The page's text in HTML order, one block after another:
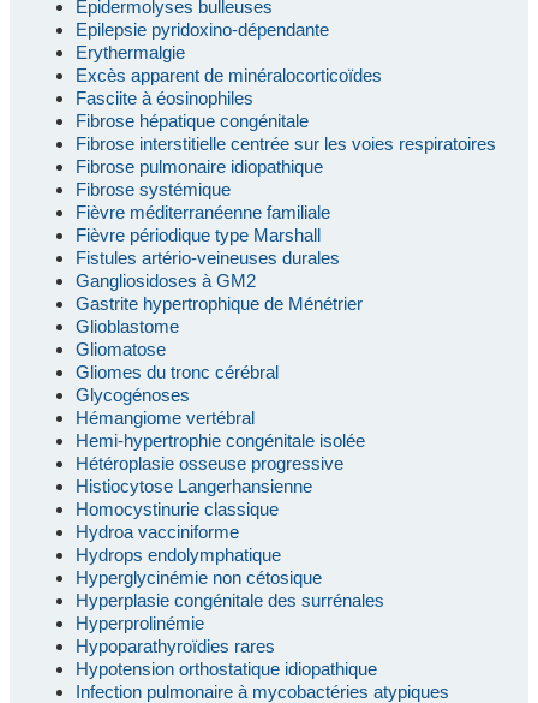
Epidermolyses bulleuses
Epilepsie pyridoxino-dépendante
Erythermalgie
Excès apparent de minéralocorticoïdes
Fasciite à éosinophiles
Fibrose hépatique congénitale
Fibrose interstitielle centrée sur les voies respiratoires
Fibrose pulmonaire idiopathique
Fibrose systémique
Fièvre méditerranéenne familiale
Fièvre périodique type Marshall
Fistules artério-veineuses durales
Gangliosidoses à GM2
Gastrite hypertrophique de Ménétrier
Glioblastome
Gliomatose
Gliomes du tronc cérébral
Glycogénoses
Hémangiome vertébral
Hemi-hypertrophie congénitale isolée
Hétéroplasie osseuse progressive
Histiocytose Langerhansienne
Homocystinurie classique
Hydroa vacciniforme
Hydrops endolymphatique
Hyperglycinémie non cétosique
Hyperplasie congénitale des surrénales
Hyperprolinémie
Hypoparathyroïdies rares
Hypotension orthostatique idiopathique
Infection pulmonaire à mycobactéries atypiques